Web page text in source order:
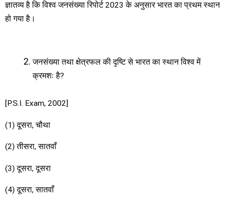
ज्ञातव्य है कि विश्व जनसंख्या रिपोर्ट 2023 के अनुसार भारत का प्रथम स्थान
हो गया है।
जनसंख्या तथा क्षेत्रफल की दृष्टि से भारत का स्थान विश्व में
क्रमशः है?
[P.S.I. Exam, 2002]
(1) दूसरा, चौथा
(2) तीसरा, सातवाँ
(3) दूसरा, दूसरा
(4) दूसरा, सातवाँ